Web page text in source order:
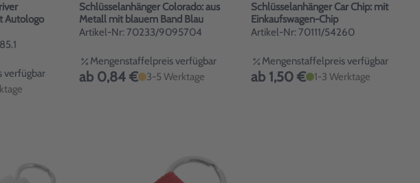
Autologo
verfügbar
Schlüsselanhänger Colorado: aus
Metall mit blauem Band Blau
Artikel-Nr: 70233/9095704
Mengenstaffelpreis verfügbar
ab 0,84 € 3-5 Werktage
Schlüsselanhänger Car Chip: mit
Einkaufswagen-Chip
Artikel-Nr: 70111/54260
Mengenstaffelpreis verfügbar
ab 1,50 € 1-3 Werktage